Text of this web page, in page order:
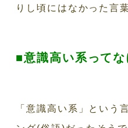
りし頃にはなかった言
■意識高い系ってな
「意識高い系」という